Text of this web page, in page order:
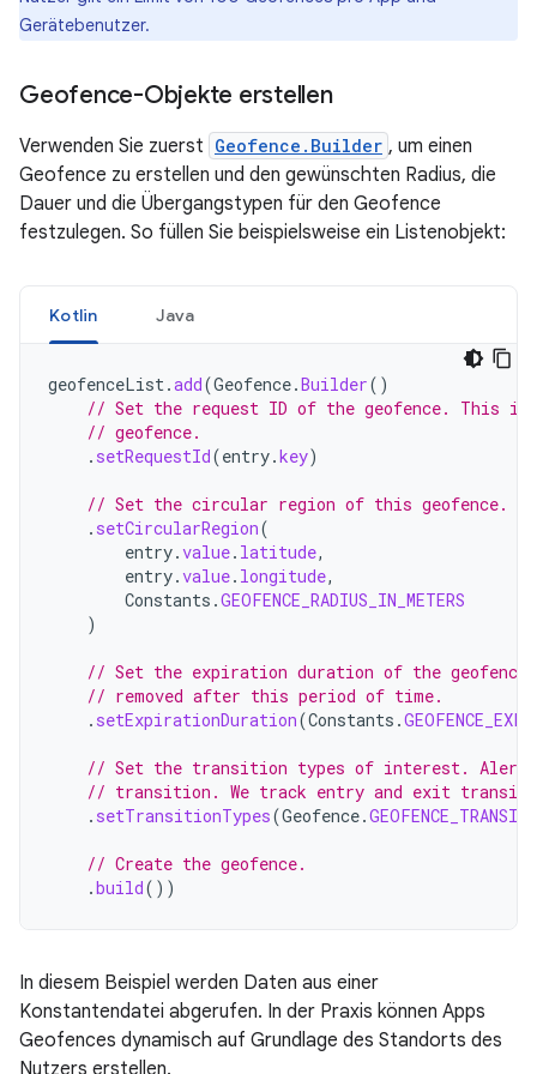
Gerätebenutzer.
Geofence-Objekte erstellen
Verwenden Sie zuerst Geofence.Builder , um einen
Geofence zu erstellen und den gewünschten Radius, die
Dauer und die Übergangstypen für den Geofence
festzulegen. So füllen Sie beispielsweise ein Listenobjekt:
Kotlin Java
geofenceList.add(Geofence.Builder()
// Set the request ID of the geofence. This
// geofence.
. setRequestId(entry.key)
// Set the circular region of this geofence.
. setCircularRegion(
entry.value. latitude,
entry.value. longitude,
Constants .GEOFENCE_RADIUS_IN_METERS
)
// Set the expiration duration of the
// removed after this period of time.
. setExpirationDuration(Constants .
// Set the transition types of interest. Alerts
// transition. We track entry and exit
. setTransitionTypes(Geofence.
// Create the geofence.
.build())
In diesem Beispiel werden Daten aus einer
Konstantendatei abgerufen. In der Praxis können Apps
Geofences dynamisch auf Grundlage des Standorts des
Nutzers erstellen.